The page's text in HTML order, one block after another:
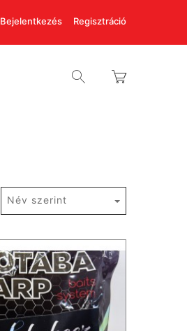
Bejelentkezés Regisztráció
Név szerint